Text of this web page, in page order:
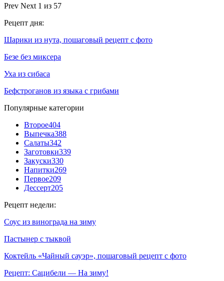
Prev Next 1 из 57
Рецепт дня:
Шарики из нута, пошаговый рецепт с фото
Безе без миксера
Уха из сибаса
Бефстроганов из языка с грибами
Популярные категории
Второе404
Выпечка388
Салаты342
Заготовки339
Закуски330
Напитки269
Первое209
Дессерт205
Рецепт недели:
Соус из винограда на зиму
Пастынер с тыквой
Коктейль «Чайный сауэр», пошаговый рецепт с фото
Рецепт: Сацибели — На зиму!